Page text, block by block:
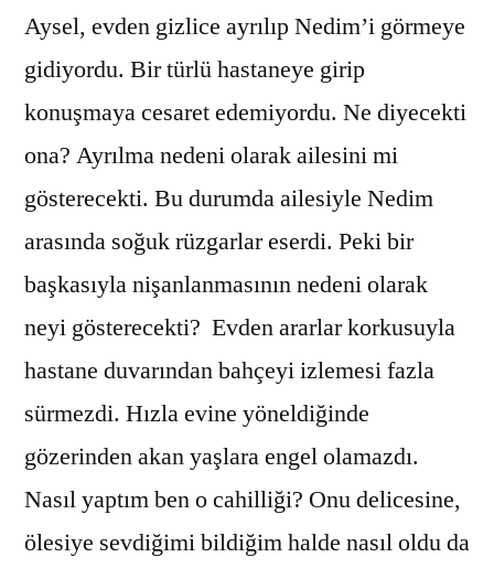
Aysel, evden gizlice ayrılıp Nedim’i görmeye
gidiyordu. Bir türlü hastaneye girip
konuşmaya cesaret edemiyordu. Ne diyecekti
ona? Ayrılma nedeni olarak ailesini mi
gösterecekti. Bu durumda ailesiyle Nedim
arasında soğuk rüzgarlar eserdi. Peki bir
başkasıyla nişanlanmasının nedeni olarak
neyi gösterecekti? Evden ararlar korkusuyla
hastane duvarından bahçeyi izlemesi fazla
sürmezdi. Hızla evine yöneldiğinde
gözerinden akan yaşlara engel olamazdı.
Nasıl yaptım ben o cahilliği? Onu delicesine,
ölesiye sevdiğimi bildiğim halde nasıl oldu da